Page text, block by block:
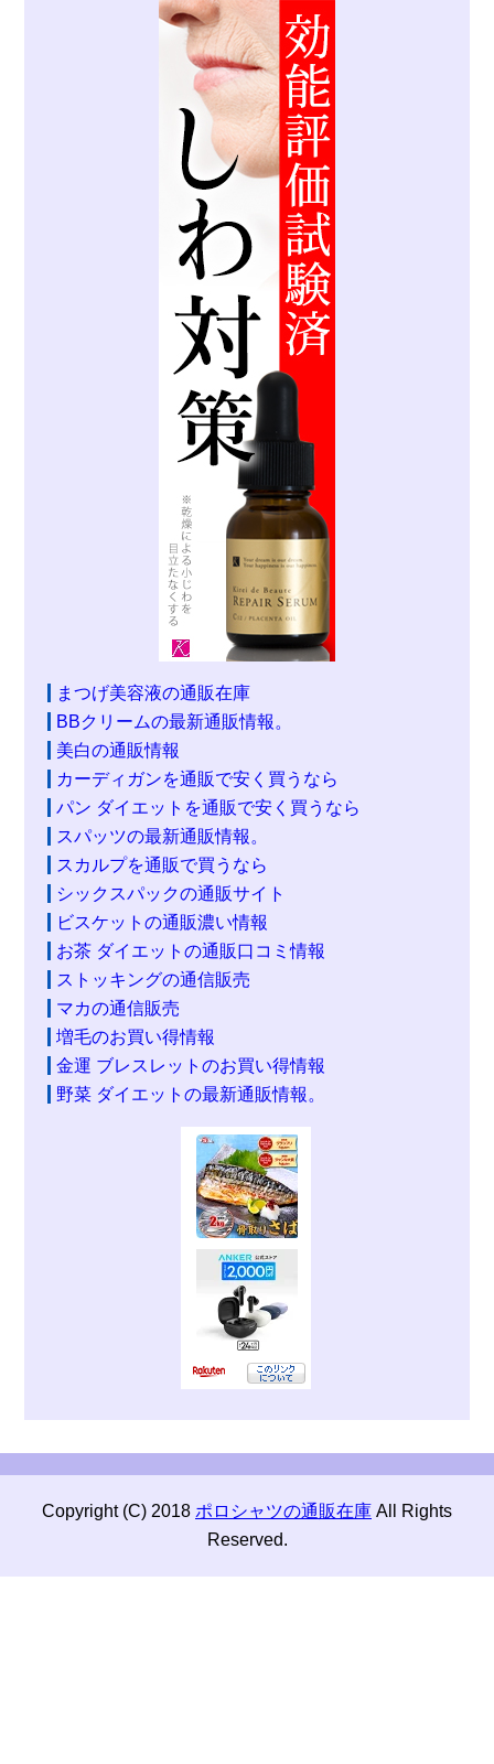
まつげ美容液の通販在庫
BBクリームの最新通販情報。
美白の通販情報
カーディガンを通販で安く買うなら
パン ダイエットを通販で安く買うなら
スパッツの最新通販情報。
スカルプを通販で買うなら
シックスパックの通販サイト
ビスケットの通販濃い情報
お茶 ダイエットの通販口コミ情報
ストッキングの通信販売
マカの通信販売
増毛のお買い得情報
金運 ブレスレットのお買い得情報
野菜 ダイエットの最新通販情報。
Copyright (C) 2018 ポロシャツの通販在庫 All Rights
Reserved.